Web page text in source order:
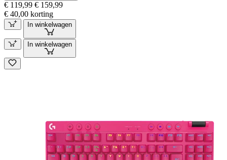
€ 119,99 € 159,99
€ 40,00 korting
In winkelwagen
In winkelwagen